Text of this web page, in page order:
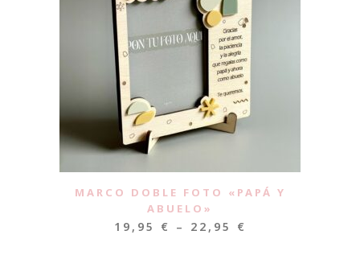
MARCO DOBLE FOTO «PAPÁ Y
ABUELO»
19,95 € – 22,95 €